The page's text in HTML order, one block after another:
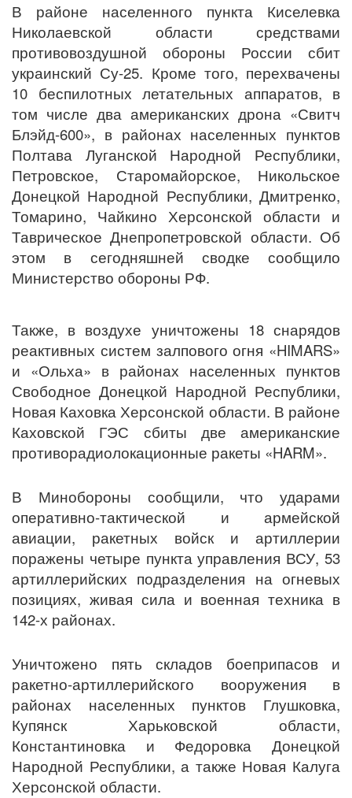
В районе населенного пункта Киселевка
Николаевской области средствами
противовоздушной обороны России сбит
украинский Су-25. Кроме того, перехвачены
10 беспилотных летательных аппаратов, в
том числе два американских дрона «Свитч
Блэйд-600», в районах населенных пунктов
Полтава Луганской Народной Республики,
Петровское, Старомайорское, Никольское
Донецкой Народной Республики, Дмитренко,
Томарино, Чайкино Херсонской области и
Таврическое Днепропетровской области. Об
этом в сегодняшней сводке сообщило
Министерство обороны РФ.
Также, в воздухе уничтожены 18 снарядов
реактивных систем залпового огня «HIMARS»
и «Ольха» в районах населенных пунктов
Свободное Донецкой Народной Республики,
Новая Каховка Херсонской области. В районе
Каховской ГЭС сбиты две американские
противорадиолокационные ракеты «HARM».
В Минобороны сообщили, что ударами
оперативно-тактической и армейской
авиации, ракетных войск и артиллерии
поражены четыре пункта управления ВСУ, 53
артиллерийских подразделения на огневых
позициях, живая сила и военная техника в
142-х районах.
Уничтожено пять складов боеприпасов и
ракетно-артиллерийского вооружения в
районах населенных пунктов Глушковка,
Купянск Харьковской области,
Константиновка и Федоровка Донецкой
Народной Республики, а также Новая Калуга
Херсонской области.